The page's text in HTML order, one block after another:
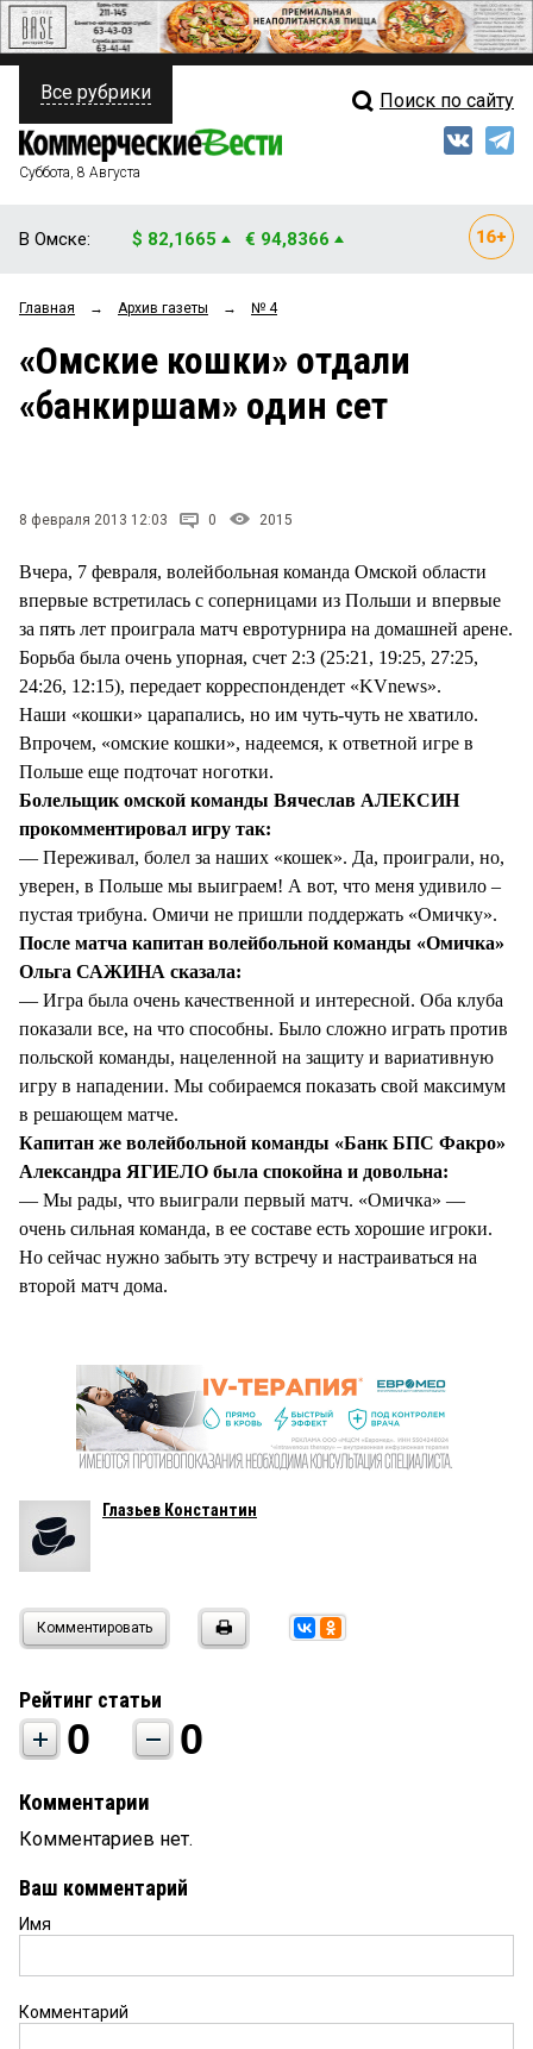
ПОЛИТИКА
ФИНАНСЫ
ОБЩЕСТВО
ЗАКОН
НОВОСТИ КОМПАНИЙ
СТИЛЬ ЖИЗНИ
Свежий выпуск
Рейтинги
Блоги
Все рубрики Поиск по сайту
Суббота, 8 Августа
В Омске: $ 82,1665 € 94,8366
Главная → Архив газеты → № 4
«Омские кошки» отдали
«банкиршам» один сет
8 февраля 2013 12:03 0 2015
Вчера, 7 февраля, волейбольная команда Омской области
впервые встретилась с соперницами из Польши и впервые
за пять лет проиграла матч евротурнира на домашней арене.
Борьба была очень упорная, счет 2:3 (25:21, 19:25, 27:25,
24:26, 12:15), передает корреспондендет «KVnews».
Наши «кошки» царапались, но им чуть-чуть не хватило.
Впрочем, «омские кошки», надеемся, к ответной игре в
Польше еще подточат ноготки.
Болельщик омской команды Вячеслав АЛЕКСИН
прокомментировал игру так:
— Переживал, болел за наших «кошек». Да, проиграли, но,
уверен, в Польше мы выиграем! А вот, что меня удивило –
пустая трибуна. Омичи не пришли поддержать «Омичку».
После матча капитан волейбольной команды «Омичка»
Ольга САЖИНА сказала:
— Игра была очень качественной и интересной. Оба клуба
показали все, на что способны. Было сложно играть против
польской команды, нацеленной на защиту и вариативную
игру в нападении. Мы собираемся показать свой максимум
в решающем матче.
Капитан же волейбольной команды «Банк БПС Факро»
Александра ЯГИЕЛО была спокойна и довольна:
— Мы рады, что выиграли первый матч. «Омичка» —
очень сильная команда, в ее составе есть хорошие игроки.
Но сейчас нужно забыть эту встречу и настраиваться на
второй матч дома.
Глазьев Константин
Комментировать
Рейтинг статьи
0 0
Комментарии
Комментариев нет.
Ваш комментарий
Имя
Комментарий